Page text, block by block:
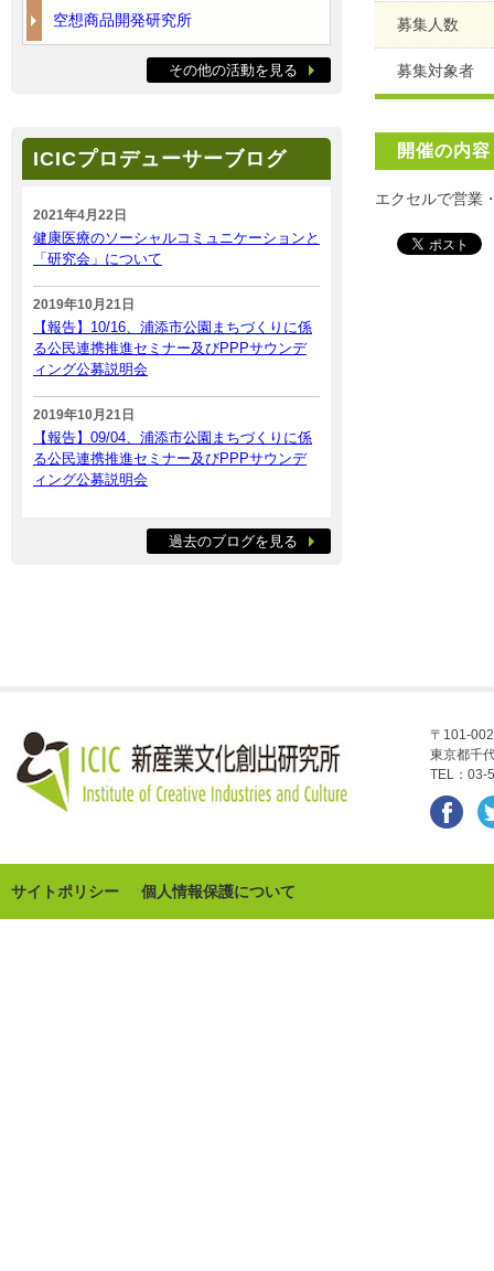
募集人数
募集対象者
開催の内容
エクセルで営業
空想商品開発研究所
その他の活動を見る
ICICプロデューサーブログ
2021年4月22日
健康医療のソーシャルコミュニケーションと
「研究会」について
2019年10月21日
【報告】10/16、浦添市公園まちづくりに係
る公民連携推進セミナー及びPPPサウンデ
ィング公募説明会
2019年10月21日
【報告】09/04、浦添市公園まちづくりに係
る公民連携推進セミナー及びPPPサウンデ
ィング公募説明会
過去のブログを見る
〒101-
東京都千
TEL：
サイトポリシー 個人情報保護について